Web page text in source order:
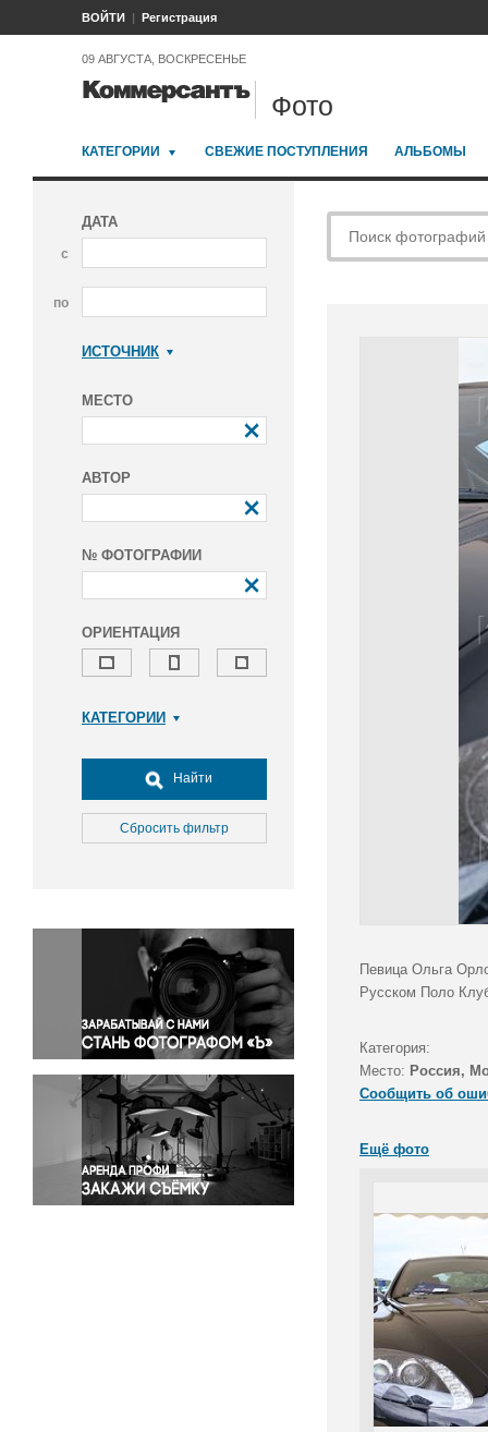
ВОЙТИ Регистрация
09 АВГУСТА, ВОСКРЕСЕНЬЕ
Фото
КАТЕГОРИИ СВЕЖИЕ ПОСТУПЛЕНИЯ АЛЬБОМЫ
ДАТА
с
по
ИСТОЧНИК
МЕСТО
АВТОР
№ ФОТОГРАФИИ
ОРИЕНТАЦИЯ
КАТЕГОРИИ
Досуг, туризм и отдых
Культура
Медицина
Окружающая среда
Политика
Правосудие
Происшествия и конфликты
Религия
Светская жизнь
Спорт
Экология
Экономика и бизнес
Найти
Сбросить фильтр
Певица Ольга
Русском Поло
Категория:
Место: Россия,
Сообщить об
Ещё фото